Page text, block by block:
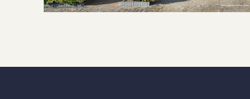
Parking facilities